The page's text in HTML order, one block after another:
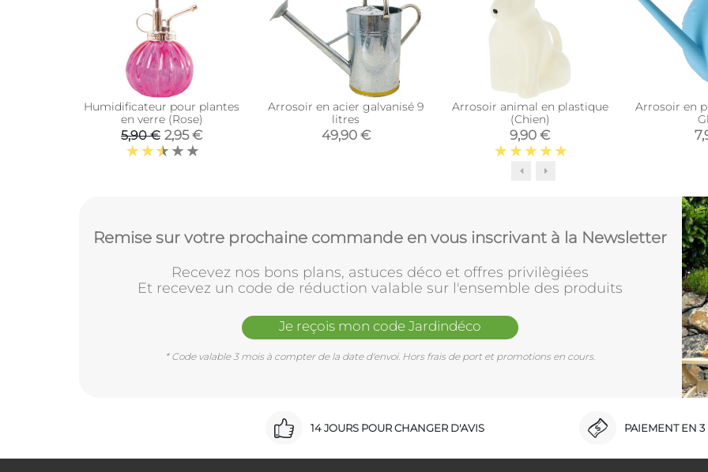
Humidificateur pour plantes
en verre (Rose)
5,90 € 2,95 €
Arrosoir en acier galvanisé 9
litres
49,90 €
Arrosoir animal en plastique
(Chien)
9,90 €
Arrosoir en
Remise sur votre prochaine commande en vous inscrivant à la Newsletter
Recevez nos bons plans, astuces déco et offres privilègiées
Et recevez un code de réduction valable sur l'ensemble des produits
Je reçois mon code Jardindéco
* Code valable 3 mois à compter de la date d'envoi. Hors frais de port et promotions en cours.
14 JOURS POUR CHANGER D'AVIS PAIEMENT EN 3